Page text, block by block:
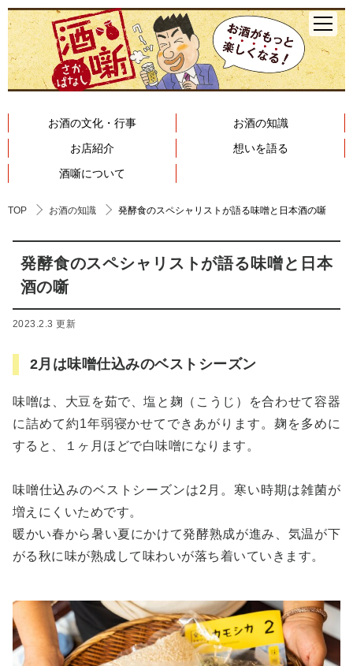
お酒の文化・行事
お酒の知識
お店紹介
想いを語る
酒噺について
TOP お酒の知識 発酵食のスペシャリストが語る味噌と日本酒の噺
発酵食のスペシャリストが語る味噌と日本
酒の噺
2023.2.3 更新
2月は味噌仕込みのベストシーズン
味噌は、大豆を茹で、塩と麹（こうじ）を合わせて容器
に詰めて約1年弱寝かせてできあがります。麹を多めに
すると、１ヶ月ほどで白味噌になります。
味噌仕込みのベストシーズンは2月。寒い時期は雑菌が
増えにくいためです。
暖かい春から暑い夏にかけて発酵熟成が進み、気温が下
がる秋に味が熟成して味わいが落ち着いていきます。